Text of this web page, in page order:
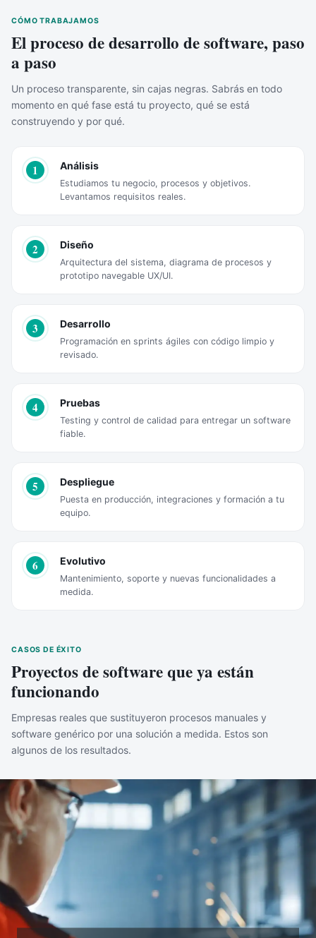
CÓMO TRABAJAMOS
El proceso de desarrollo de software, paso
a paso
Un proceso transparente, sin cajas negras. Sabrás en todo
momento en qué fase está tu proyecto, qué se está
construyendo y por qué.
1 Análisis
Estudiamos tu negocio, procesos y objetivos.
Levantamos requisitos reales.
2 Diseño
Arquitectura del sistema, diagrama de procesos y
prototipo navegable UX/UI.
3 Desarrollo
Programación en sprints ágiles con código limpio y
revisado.
4 Pruebas
Testing y control de calidad para entregar un software
fiable.
5 Despliegue
Puesta en producción, integraciones y formación a tu
equipo.
6 Evolutivo
Mantenimiento, soporte y nuevas funcionalidades a
medida.
CASOS DE ÉXITO
Proyectos de software que ya están
funcionando
Empresas reales que sustituyeron procesos manuales y
software genérico por una solución a medida. Estos son
algunos de los resultados.